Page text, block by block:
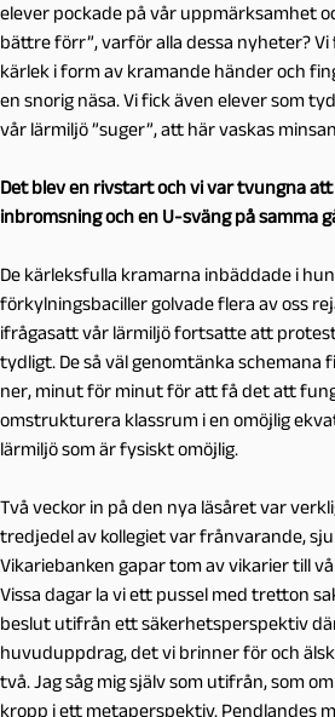
elever pockade på vår uppmärksamhet
bättre förr”, varför alla dessa nyheter?
kärlek i form av kramande händer och
en snorig näsa. Vi fick även elever som
vår lärmiljö ”suger”, att här vaskas
Det blev en rivstart och vi var tvungna
inbromsning och en U-sväng på samma
De kärleksfulla kramarna inbäddade i
förkylningsbaciller golvade flera av oss
ifrågasatt vår lärmiljö fortsatte att
tydligt. De så väl genomtänka schemana
ner, minut för minut för att få det att
omstrukturera klassrum i en omöjlig
lärmiljö som är fysiskt omöjlig.
Två veckor in på den nya läsåret var
tredjedel av kollegiet var frånvarande,
Vikariebanken gapar tom av vikarier till
Vissa dagar la vi ett pussel med tretton
beslut utifrån ett säkerhetsperspektiv
huvuduppdrag, det vi brinner för och
två. Jag såg mig själv som utifrån, som
kropp i ett metaperspektiv. Pendlandes